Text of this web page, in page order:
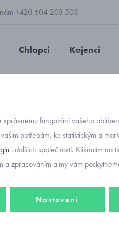
nám +420 604 203 503
Chlapci Kojenci
z kvalitních úpletových materiálů
správnému fungování vašeho
potřebám, ke statistickým a
i dalších společností. Kliknutím na
a zpracováním a my vám
Nastavení